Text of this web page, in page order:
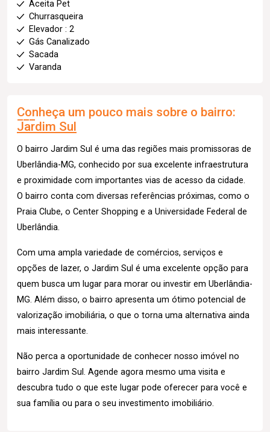
Aceita Pet
Churrasqueira
Elevador : 2
Gás Canalizado
Sacada
Varanda
Conheça um pouco mais sobre o bairro:
Jardim Sul
O bairro Jardim Sul é uma das regiões mais promissoras de
Uberlândia-MG, conhecido por sua excelente infraestrutura
e proximidade com importantes vias de acesso da cidade.
O bairro conta com diversas referências próximas, como o
Praia Clube, o Center Shopping e a Universidade Federal de
Uberlândia.
Com uma ampla variedade de comércios, serviços e
opções de lazer, o Jardim Sul é uma excelente opção para
quem busca um lugar para morar ou investir em Uberlândia-
MG. Além disso, o bairro apresenta um ótimo potencial de
valorização imobiliária, o que o torna uma alternativa ainda
mais interessante.
Não perca a oportunidade de conhecer nosso imóvel no
bairro Jardim Sul. Agende agora mesmo uma visita e
descubra tudo o que este lugar pode oferecer para você e
sua família ou para o seu investimento imobiliário.